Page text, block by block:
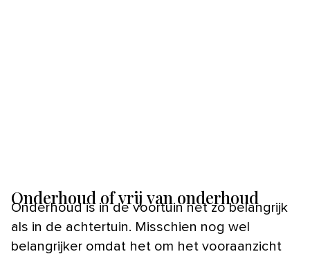
Onderhoud of vrij van onderhoud
Onderhoud is in de voortuin net zo belangrijk
als in de achtertuin. Misschien nog wel
belangrijker omdat het om het vooraanzicht